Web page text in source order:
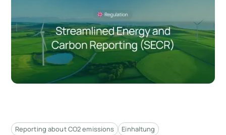
Reporting about CO2 emissions Einhaltung